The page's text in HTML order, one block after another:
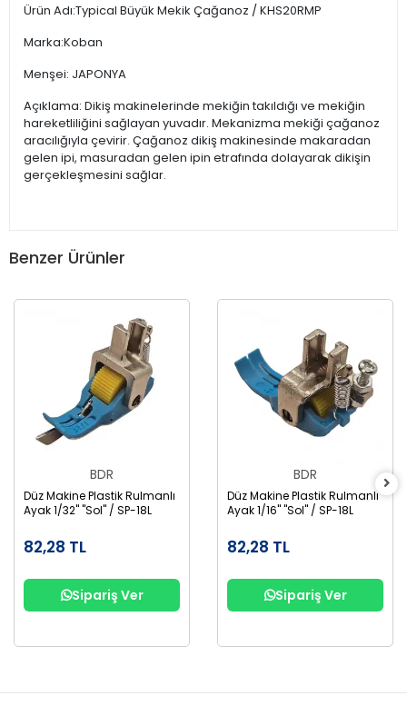
Ürün Adı:Typical Büyük Mekik Çağanoz / KHS20RMP
Marka:Koban
Menşei: JAPONYA
Açıklama: Dikiş makinelerinde mekiğin takıldığı ve mekiğin
hareketliliğini sağlayan yuvadır. Mekanizma mekiği çağanoz
aracılığıyla çevirir. Çağanoz dikiş makinesinde makaradan
gelen ipi, masuradan gelen ipin etrafında dolayarak dikişin
gerçekleşmesini sağlar.
Benzer Ürünler
BDR
Düz Makine Plastik Rulmanlı
Ayak 1/32" "Sol" / SP-18L
82,28 TL
Sipariş Ver
BDR
Düz Makine Plastik Rulmanlı
Ayak 1/16" "Sol" / SP-18L
82,28 TL
Sipariş Ver